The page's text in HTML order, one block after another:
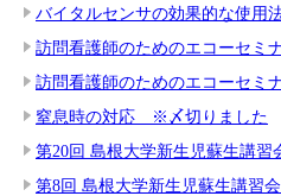
バイタルセンサの効果的な使用
訪問看護師のためのエコーセミ
訪問看護師のためのエコーセミ
窒息時の対応 ※〆切りました
第20回 島根大学新生児蘇生講
第8回 島根大学新生児蘇生講習